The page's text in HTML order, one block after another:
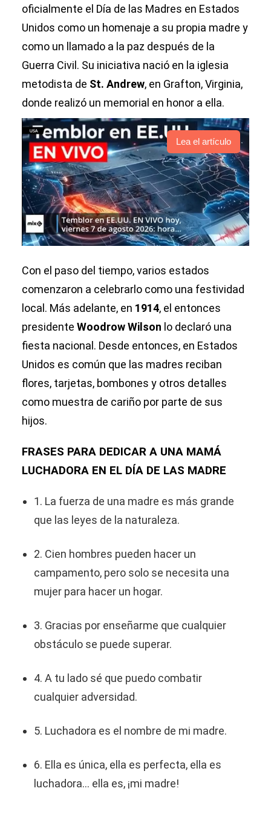
oficialmente el Día de las Madres en Estados
Unidos como un homenaje a su propia madre y
como un llamado a la paz después de la
Guerra Civil. Su iniciativa nació en la iglesia
metodista de St. Andrew, en Grafton, Virginia,
donde realizó un memorial en honor a ella.
Lea el artículo
Con el paso del tiempo, varios estados
comenzaron a celebrarlo como una festividad
local. Más adelante, en 1914, el entonces
presidente Woodrow Wilson lo declaró una
fiesta nacional. Desde entonces, en Estados
Unidos es común que las madres reciban
flores, tarjetas, bombones y otros detalles
como muestra de cariño por parte de sus
hijos.
FRASES PARA DEDICAR A UNA MAMÁ
LUCHADORA EN EL DÍA DE LAS MADRE
1. La fuerza de una madre es más grande
que las leyes de la naturaleza.
2. Cien hombres pueden hacer un
campamento, pero solo se necesita una
mujer para hacer un hogar.
3. Gracias por enseñarme que cualquier
obstáculo se puede superar.
4. A tu lado sé que puedo combatir
cualquier adversidad.
5. Luchadora es el nombre de mi madre.
6. Ella es única, ella es perfecta, ella es
luchadora… ella es, ¡mi madre!